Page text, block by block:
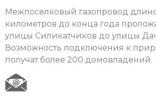
Межпоселковый газопровод
километров до конца года
улицы Силикатчиков до улицы
Возможность подключения к
получат более 200 домовладений.